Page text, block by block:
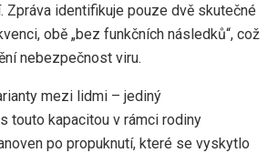
identifikuje pouze dvě skutečné
obě „bez funkčních následků“, což
nebezpečnost viru.
mezi lidmi – jediný
touto kapacitou v rámci rodiny
po propuknutí, které se vyskytlo